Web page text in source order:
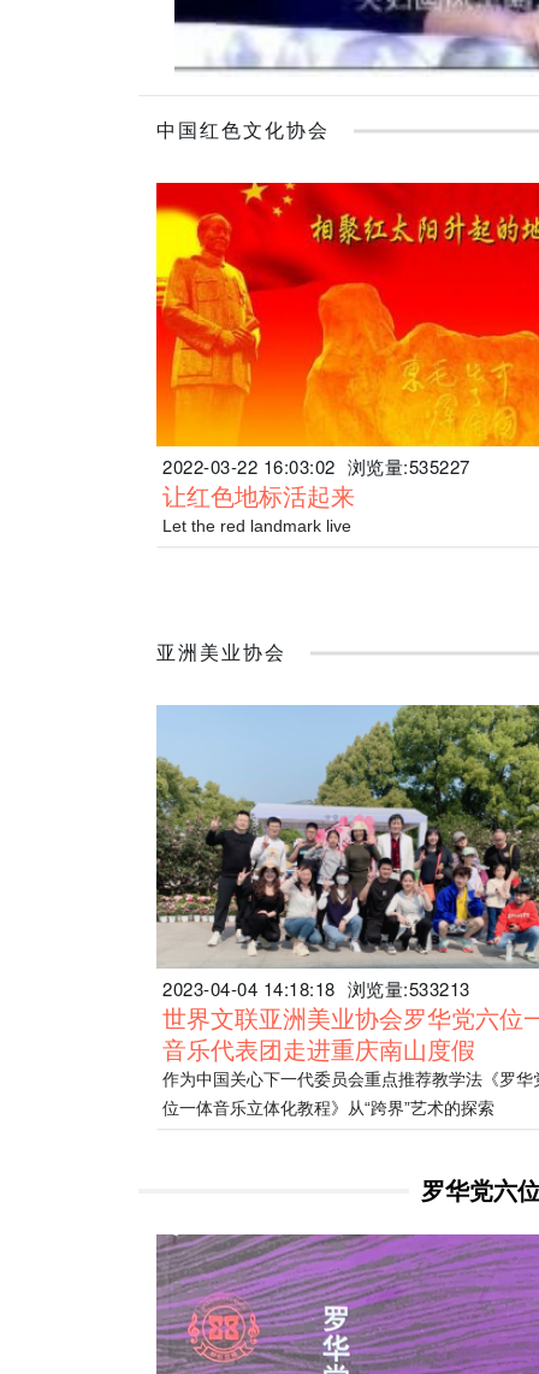
中国红色文化协会
2022-03-22 16:03:02 浏览量:535227
让红色地标活起来
Let the red landmark live
亚洲美业协会
2023-04-04 14:18:18 浏览量:533213
世界文联亚洲美业协会罗华党六位
音乐代表团走进重庆南山度假
作为中国关心下一代委员会重点推荐教学法《罗华
位一体音乐立体化教程》从“跨界”艺术的探索
罗华党六